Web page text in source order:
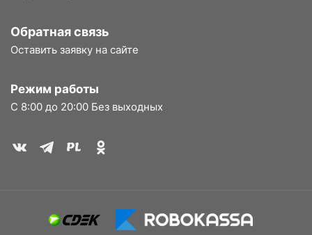
Обратная связь
Оставить заявку на сайте
Режим работы
С 8:00 до 20:00 Без выходных